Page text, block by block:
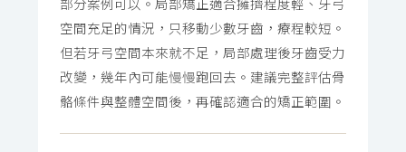
空間充足的情況，只移動少數牙齒，療程較短。
但若牙弓空間本來就不足，局部處理後牙齒受力
改變，幾年內可能慢慢跑回去。建議完整評估骨
骼條件與整體空間後，再確認適合的矯正範圍。